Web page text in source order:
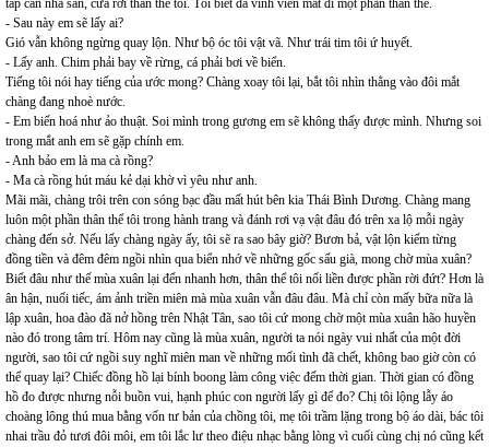
tấp căn nhà sàn, cứa rời thân thể tôi. Tôi biết đã vĩnh viễn mất đi một phần thân thể.
- Sau này em sẽ lấy ai?
Gió vẫn không ngừng quay lộn. Như bộ óc tôi vật vã. Như trái tim tôi ứ huyết.
- Lấy anh. Chim phải bay về rừng, cá phải bơi về biển.
Tiếng tôi nói hay tiếng của ước mong? Chàng xoay tôi lại, bắt tôi nhìn thẳng vào đôi mắt
chàng đang nhoè nước.
- Em biến hoá như ảo thuật. Soi mình trong gương em sẽ không thấy được mình. Nhưng soi
trong mắt anh em sẽ gặp chính em.
- Anh bảo em là ma cà rồng?
- Ma cà rồng hút máu kẻ dại khờ vì yêu như anh.
Mãi mãi, chàng trôi trên con sóng bạc đầu mất hút bên kia Thái Bình Dương. Chàng mang
luôn một phần thân thể tôi trong hành trang và đánh rơi vạ vật đâu đó trên xa lộ mỗi ngày
chàng đến sở. Nếu lấy chàng ngày ấy, tôi sẽ ra sao bây giờ? Bươn bả, vật lộn kiếm từng
đồng tiền và đêm đêm ngồi nhìn qua biển nhớ về những gốc sấu già, mong chờ mùa xuân?
Biết đâu như thế mùa xuân lại đến nhanh hơn, thân thể tôi nối liền được phần rời đứt? Hơn là
ân hận, nuối tiếc, ám ảnh triền miên mà mùa xuân vẫn đâu đâu. Mà chỉ còn mấy bữa nữa là
lập xuân, hoa đào đã nở hồng trên Nhật Tân, sao tôi cứ mong chờ một mùa xuân hão huyền
nào đó trong tâm trí. Hôm nay cũng là mùa xuân, người ta nói ngày vui nhất của một đời
người, sao tôi cứ ngồi suy nghĩ miên man về những mối tình đã chết, không bao giờ còn có
thể quay lại? Chiếc đồng hồ lại bính boong làm công việc đếm thời gian. Thời gian có đồng
hồ đo được nhưng nỗi buồn vui, hạnh phúc con người lấy gì để đo? Chị tôi lộng lẫy áo
choàng lông thú mua bằng vốn tư bản của chồng tôi, mẹ tôi trầm lặng trong bộ áo dài, bác tôi
nhai trầu đỏ tươi đôi môi, em tôi lắc lư theo điệu nhạc bằng lòng vì cuối cùng chị nó cũng kết